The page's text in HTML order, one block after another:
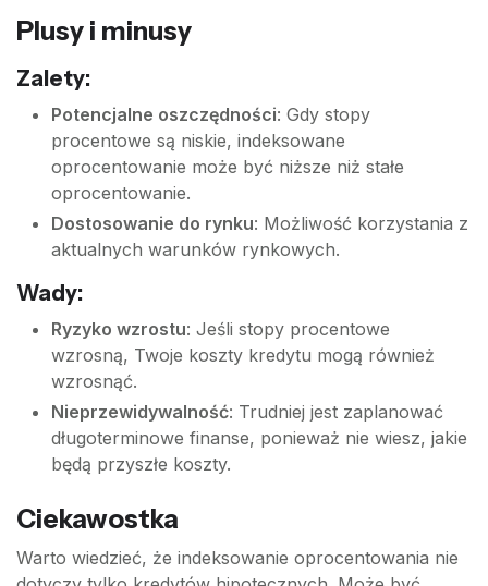
Plusy i minusy
Zalety:
Potencjalne oszczędności: Gdy stopy
procentowe są niskie, indeksowane
oprocentowanie może być niższe niż stałe
oprocentowanie.
Dostosowanie do rynku: Możliwość korzystania z
aktualnych warunków rynkowych.
Wady:
Ryzyko wzrostu: Jeśli stopy procentowe
wzrosną, Twoje koszty kredytu mogą również
wzrosnąć.
Nieprzewidywalność: Trudniej jest zaplanować
długoterminowe finanse, ponieważ nie wiesz, jakie
będą przyszłe koszty.
Ciekawostka
Warto wiedzieć, że indeksowanie oprocentowania nie